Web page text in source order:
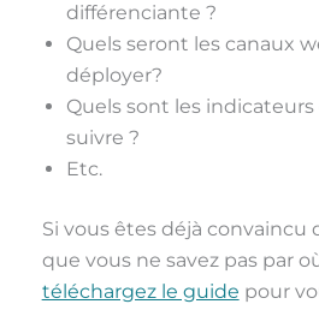
différenciante ?
Quels seront les canaux
déployer?
Quels sont les
suivre ?
Etc.
Si vous êtes déjà convaincu
que vous ne savez pas par
téléchargez le guide pour